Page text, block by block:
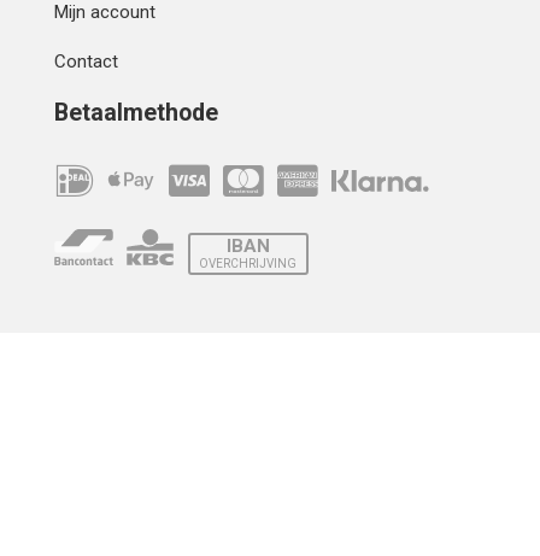
Mijn account
Contact
Betaalmethode
IBAN
OVERCHRIJVING